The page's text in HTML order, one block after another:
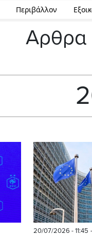
Περιβάλλον
Αρθρα
20/07/2026 - 11:45